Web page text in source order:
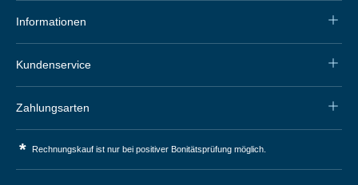
Informationen
Kundenservice
Zahlungsarten
* Rechnungskauf ist nur bei positiver Bonitätsprüfung möglich.